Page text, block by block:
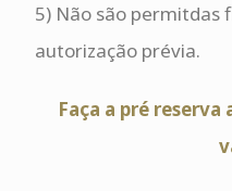
5) Não são permitdas
autorização prévia.
Faça a pré